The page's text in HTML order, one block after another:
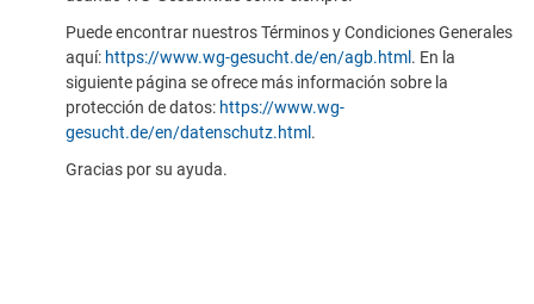
Puede encontrar nuestros Términos y Condiciones Generales
aquí: https://www.wg-gesucht.de/en/agb.html . En la
siguiente página se ofrece más información sobre la
protección de datos: https://www.wg-
gesucht.de/en/datenschutz.html .
Gracias por su ayuda.